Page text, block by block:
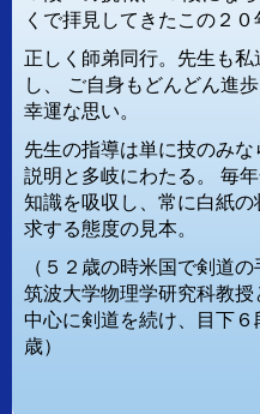
くで拝見してきたこの２０
正しく師弟同行。先生も
し、
ご自身もどんどん進
幸運な思い。
先生の指導は単に技のみ
説明と多岐にわたる。
毎
知識を吸収し、常に白紙
求する態度の見本。
（５２歳の時米国で剣道の
筑波大学物理学研究科教授
中心に剣道を続け、目下
歳）